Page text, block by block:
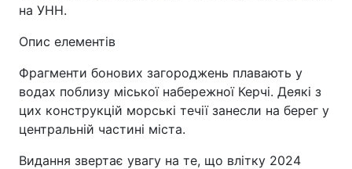
на УНН.
Опис елементів
Фрагменти бонових загороджень плавають у
водах поблизу міської набережної Керчі. Деякі з
цих конструкцій морські течії занесли на берег у
центральній частині міста.
Видання звертає увагу на те, що влітку 2024